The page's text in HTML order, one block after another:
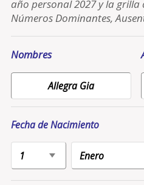
año personal 2027 y la
Números Dominantes,
Nombres
Fecha de Nacimiento